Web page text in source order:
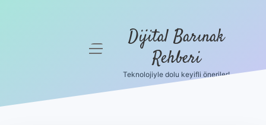
menüyü
Dijital Barınak
Rehberi
Teknolojiyle dolu keyifli öneriler!